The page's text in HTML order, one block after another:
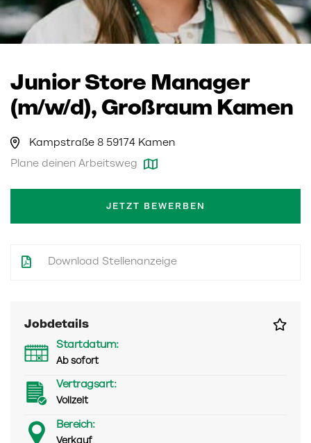
Junior Store Manager
(m/w/d), Großraum Kamen
Kampstraße 8 59174 Kamen
Plane deinen Arbeitsweg
JETZT BEWERBEN
Download Stellenanzeige
Jobdetails
Startdatum:
Ab sofort
Vertragsart:
Vollzeit
Bereich: